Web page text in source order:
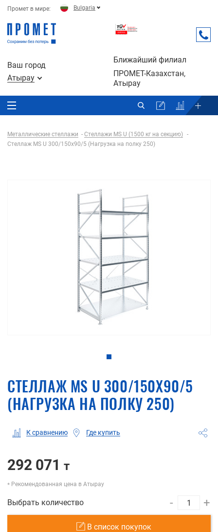
Промет в мире: Bulgaria
Ваш город
Атырау
Ближайший филиал
ПРОМЕТ-Казахстан,
Атырау
Металлические стеллажи
Стеллажи MS U (1500 кг на секцию)
Стеллаж MS U 300/150x90/5 (Нагрузка на полку 250)
СТЕЛЛАЖ MS U 300/150X90/5
(НАГРУЗКА НА ПОЛКУ 250)
К сравнению Где купить
292 071 т
Рекомендованная цена в Атырау
Выбрать количество - +
В список покупок